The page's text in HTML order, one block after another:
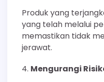
Produk yang
yang telah melalui
memastikan tidak
jerawat.
Mengurangi